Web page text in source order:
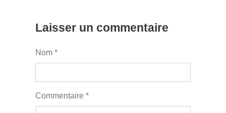
Laisser un commentaire
Nom *
Commentaire *